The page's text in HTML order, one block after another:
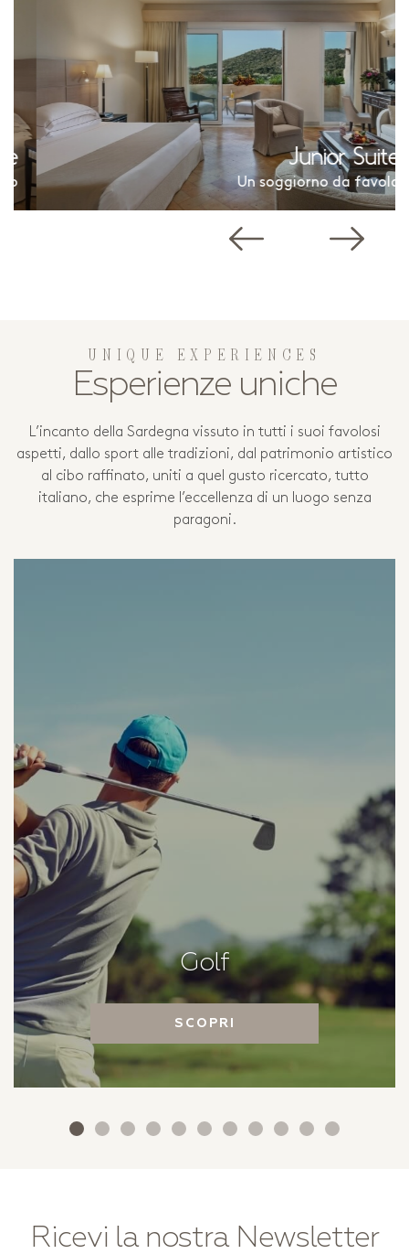
Junior Suite
Un soggiorno da favola
UNIQUE EXPERIENCES
Esperienze uniche
L’incanto della Sardegna vissuto in tutti i suoi favolosi
aspetti, dallo sport alle tradizioni, dal patrimonio artistico
al cibo raffinato, uniti a quel gusto ricercato, tutto
italiano, che esprime l’eccellenza di un luogo senza
paragoni.
Golf
SCOPRI
Ricevi la nostra Newsletter